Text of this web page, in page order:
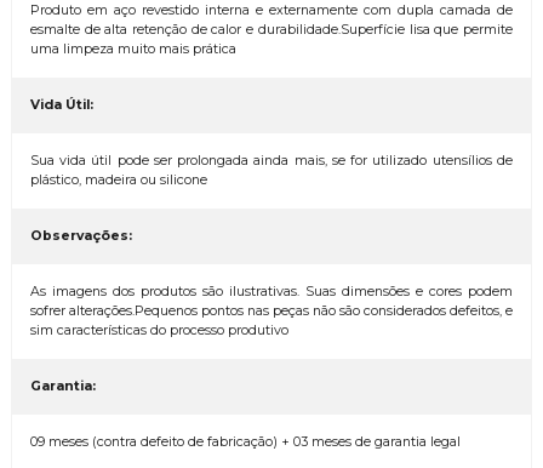
Produto em aço revestido interna e externamente com dupla camada de
esmalte de alta retenção de calor e durabilidade.Superfície lisa que permite
uma limpeza muito mais prática
Vida Útil:
Sua vida útil pode ser prolongada ainda mais, se for utilizado utensílios de
plástico, madeira ou silicone
Observações:
As imagens dos produtos são ilustrativas. Suas dimensões e cores podem
sofrer alterações.Pequenos pontos nas peças não são considerados defeitos, e
sim características do processo produtivo
Garantia:
09 meses (contra defeito de fabricação) + 03 meses de garantia legal